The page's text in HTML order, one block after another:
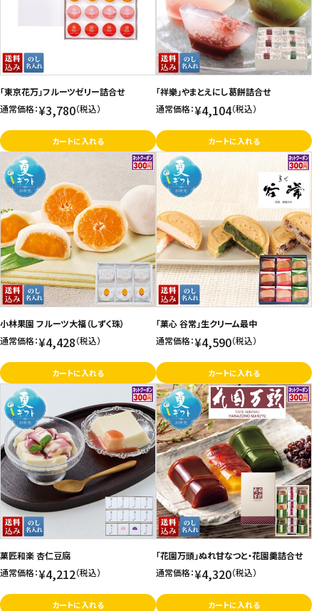
「東京花万」フルーツゼリー詰合せ
通常価格：¥3,780（税込）
カートに入れる
「祥樂」やまとえにし葛餅詰合せ
通常価格：¥4,104（税込）
カートに入れる
小林果園 フルーツ大福（しずく珠）
通常価格：¥4,428（税込）
カートに入れる
「菓心 谷常」生クリーム最中
通常価格：¥4,590（税込）
カートに入れる
菓匠和楽 杏仁豆腐
通常価格：¥4,212（税込）
カートに入れる
「花園万頭」ぬれ甘なつと・花園羹詰合せ
通常価格：¥4,320（税込）
カートに入れる